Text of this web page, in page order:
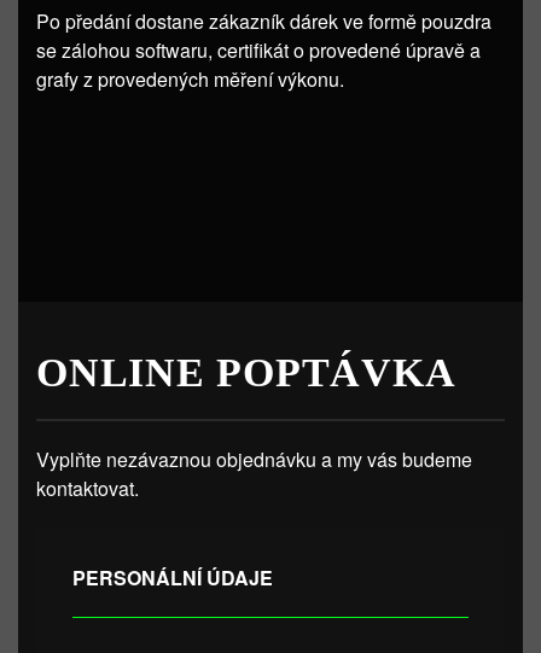
Po předání dostane zákazník dárek ve formě pouzdra
se zálohou softwaru, certifikát o provedené úpravě a
grafy z provedených měření výkonu.
ONLINE POPTÁVKA
Vyplňte nezávaznou objednávku a my vás budeme
kontaktovat.
PERSONÁLNÍ ÚDAJE